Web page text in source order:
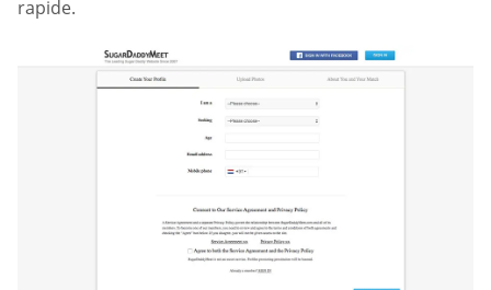
rapide.